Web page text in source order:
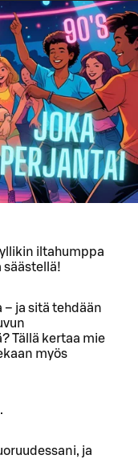
iltahumppa
säästellä!
ja sitä tehdään
Tällä kertaa mie
myös
ja